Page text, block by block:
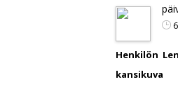
Henkilön
kansikuva